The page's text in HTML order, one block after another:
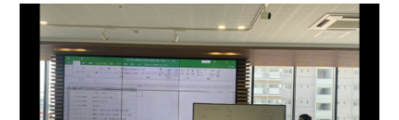
法は次の通りです。①高等学校卒業②専門学校（厚生労
働大